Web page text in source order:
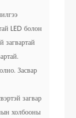
LED болон
загвартай
Засвар
загвар
холбооны